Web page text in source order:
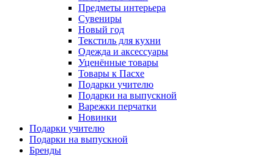
Предметы интерьера
Сувениры
Новый год
Текстиль для кухни
Одежда и аксессуары
Уценённые товары
Товары к Пасхе
Подарки учителю
Подарки на выпускной
Варежки перчатки
Новинки
Подарки учителю
Подарки на выпускной
Бренды